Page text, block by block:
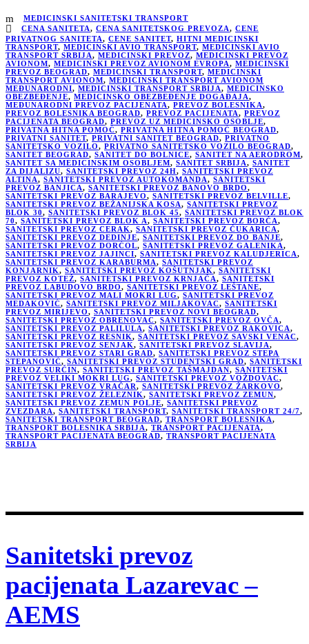
MEDICINSKI SANITETSKI TRANSPORT
CENA SANITETA, CENA SANITETSKOG PREVOZA, CENE
PRIVATNOG SANITETA, CENE SANITET, HITNI MEDICINSKI
TRANSPORT, MEDICINSKI AVIO TRANSPORT, MEDICINSKI AVIO
TRANSPORT SRBIJA, MEDICINSKI PREVOZ, MEDICINSKI PREVOZ
AVIONOM, MEDICINSKI PREVOZ AVIONOM EVROPA, MEDICINSKI
PREVOZ BEOGRAD, MEDICINSKI TRANSPORT, MEDICINSKI
TRANSPORT AVIONOM, MEDICINSKI TRANSPORT AVIONOM
MEĐUNARODNI, MEDICINSKI TRANSPORT SRBIJA, MEDICINSKO
OBEZBEĐENJE, MEDICINSKO OBEZBEĐENJE DOGAĐAJA,
MEĐUNARODNI PREVOZ PACIJENATA, PREVOZ BOLESNIKA,
PREVOZ BOLESNIKA BEOGRAD, PREVOZ PACIJENATA, PREVOZ
PACIJENATA BEOGRAD, PREVOZ UZ MEDICINSKO OSOBLJE,
PRIVATNA HITNA POMOĆ, PRIVATNA HITNA POMOĆ BEOGRAD,
PRIVATNI SANITET, PRIVATNI SANITET BEOGRAD, PRIVATNO
SANITETSKO VOZILO, PRIVATNO SANITETSKO VOZILO BEOGRAD,
SANITET BEOGRAD, SANITET DO BOLNICE, SANITET NA AERODROM,
SANITET SA MEDICINSKIM OSOBLJEM, SANITET SRBIJA, SANITET
ZA DIJALIZU, SANITETSKI PREVOZ 24H, SANITETSKI PREVOZ
ALTINA, SANITETSKI PREVOZ AUTOKOMANDA, SANITETSKI
PREVOZ BANJICA, SANITETSKI PREVOZ BANOVO BRDO,
SANITETSKI PREVOZ BARAJEVO, SANITETSKI PREVOZ BELVILLE,
SANITETSKI PREVOZ BEŽANIJSKA KOSA, SANITETSKI PREVOZ
BLOK 30, SANITETSKI PREVOZ BLOK 45, SANITETSKI PREVOZ BLOK
70, SANITETSKI PREVOZ BLOK A, SANITETSKI PREVOZ BORČA,
SANITETSKI PREVOZ CERAK, SANITETSKI PREVOZ ČUKARICA,
SANITETSKI PREVOZ DEDINJE, SANITETSKI PREVOZ DO BANJE,
SANITETSKI PREVOZ DORĆOL, SANITETSKI PREVOZ GALENIKA,
SANITETSKI PREVOZ JAJINCI, SANITETSKI PREVOZ KALUDJERICA,
SANITETSKI PREVOZ KARABURMA, SANITETSKI PREVOZ
KONJARNIK, SANITETSKI PREVOZ KOŠUTNJAK, SANITETSKI
PREVOZ KOTEŽ, SANITETSKI PREVOZ KRNJAČA, SANITETSKI
PREVOZ LABUDOVO BRDO, SANITETSKI PREVOZ LEŠTANE,
SANITETSKI PREVOZ MALI MOKRI LUG, SANITETSKI PREVOZ
MEDAKOVIĆ, SANITETSKI PREVOZ MILJAKOVAC, SANITETSKI
PREVOZ MIRIJEVO, SANITETSKI PREVOZ NOVI BEOGRAD,
SANITETSKI PREVOZ OBRENOVAC, SANITETSKI PREVOZ OVČA,
SANITETSKI PREVOZ PALILULA, SANITETSKI PREVOZ RAKOVICA,
SANITETSKI PREVOZ RESNIK, SANITETSKI PREVOZ SAVSKI VENAC,
SANITETSKI PREVOZ SENJAK, SANITETSKI PREVOZ SLAVIJA,
SANITETSKI PREVOZ STARI GRAD, SANITETSKI PREVOZ STEPA
STEPANOVIĆ, SANITETSKI PREVOZ STUDENTSKI GRAD, SANITETSKI
PREVOZ SURČIN, SANITETSKI PREVOZ TAŠMAJDAN, SANITETSKI
PREVOZ VELIKI MOKRI LUG, SANITETSKI PREVOZ VOŽDOVAC,
SANITETSKI PREVOZ VRAČAR, SANITETSKI PREVOZ ŽARKOVO,
SANITETSKI PREVOZ ŽELEZNIK, SANITETSKI PREVOZ ZEMUN,
SANITETSKI PREVOZ ZEMUN POLJE, SANITETSKI PREVOZ
ZVEZDARA, SANITETSKI TRANSPORT, SANITETSKI TRANSPORT 24/7,
SANITETSKI TRANSPORT BEOGRAD, TRANSPORT BOLESNIKA,
TRANSPORT BOLESNIKA SRBIJA, TRANSPORT PACIJENATA,
TRANSPORT PACIJENATA BEOGRAD, TRANSPORT PACIJENATA
SRBIJA
Sanitetski prevoz
pacijenata Lazarevac –
AEMS